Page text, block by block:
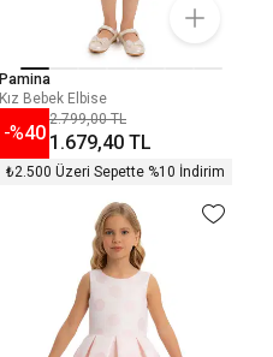
Pamina
Kız Bebek Elbise
-%40
2.799,00 TL
1.679,40 TL
₺2.500 Üzeri Sepette %10 İndirim